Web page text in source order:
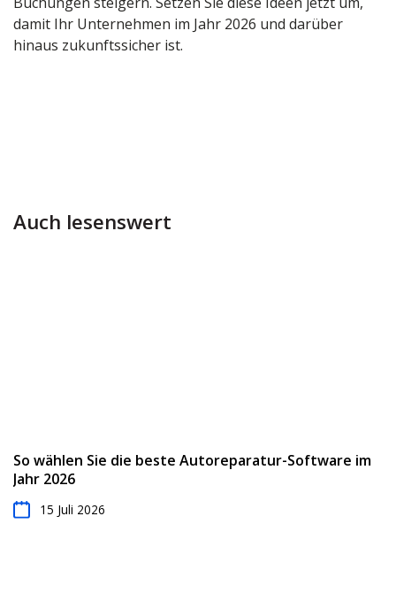
damit Ihr Unternehmen im Jahr 2026 und darüber
hinaus zukunftssicher ist.
Auch lesenswert
So wählen Sie die beste Autoreparatur-Software im
Jahr 2026
15 Juli 2026